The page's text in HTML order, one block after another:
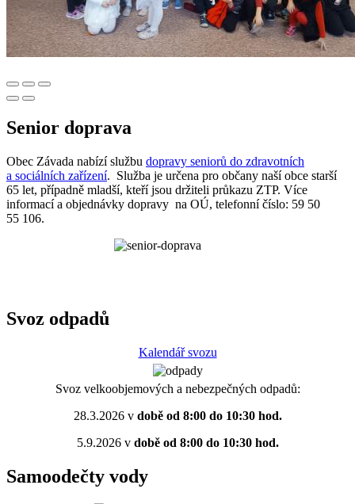
Senior doprava
Obec Závada nabízí službu dopravy seniorů do zdravotních
a sociálních zařízení. Služba je určena pro občany naší obce starší
65 let, případně mladší, kteří jsou držiteli průkazu ZTP. Více
informací a objednávky dopravy na OÚ, telefonní číslo: 59 50
55 106.
Svoz odpadů
Kalendář svozu
Svoz velkoobjemových a nebezpečných odpadů:
28.3.2026 vdobě od 8:00 do 10:30 hod.
5.9.2026 vdobě od 8:00 do 10:30 hod.
Samoodečty vody